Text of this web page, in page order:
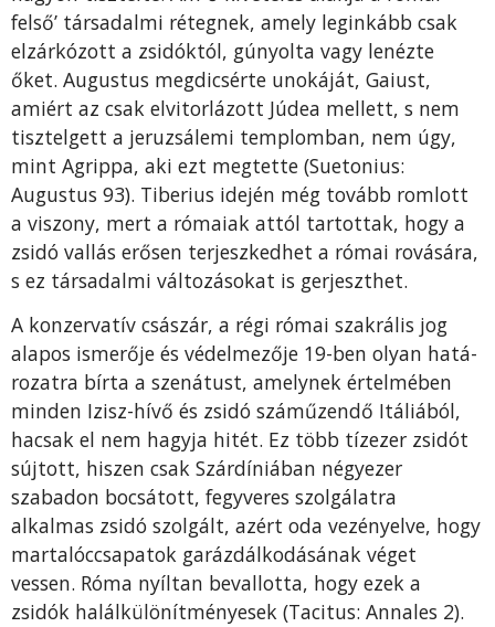
felső’ társadalmi réteg­nek, amely leginkább csak
elzárkózott a zsidóktól, gúnyolta vagy lenézte
őket. Augustus megdicsérte unokáját, Gaiust,
amiért az csak elvitorlázott Júdea mellett, s nem
tisztelgett a jeruzsálemi templom­ban, nem úgy,
mint Agrippa, aki ezt megtette (Suetonius:
Augustus 93). Tiberius idején még tovább romlott
a viszony, mert a rómaiak attól tartottak, hogy a
zsidó vallás erősen terjeszkedhet a római ro­vására,
s ez társadalmi változásokat is gerjeszthet.
A konzervatív császár, a régi római szakrális jog
alapos ismerője és védelmezője 19-ben olyan hatá­
rozatra bírta a szenátust, amelynek értelmében
minden Izisz-hívő és zsidó száműzendő Itáliából,
ha­csak el nem hagyja hitét. Ez több tízezer zsidót
súj­tott, hiszen csak Szárdíniában négyezer
szabadon bocsátott, fegyveres szolgálatra
alkalmas zsidó szolgált, azért oda vezényelve, hogy
martalóccsapa­tok garázdálkodásának véget
vessen. Róma nyíltan bevallotta, hogy ezek a
zsidók halálkülönítménye­sek (Tacitus: Annales 2).